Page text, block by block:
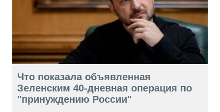
Что показала объявленная
Зеленским 40-дневная операция по
"принуждению России"